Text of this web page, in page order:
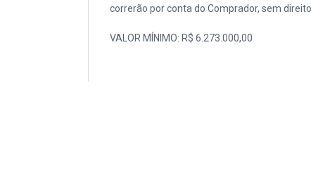
correrão por conta do Comprador, sem
VALOR MÍNIMO: R$ 6.273.000,00